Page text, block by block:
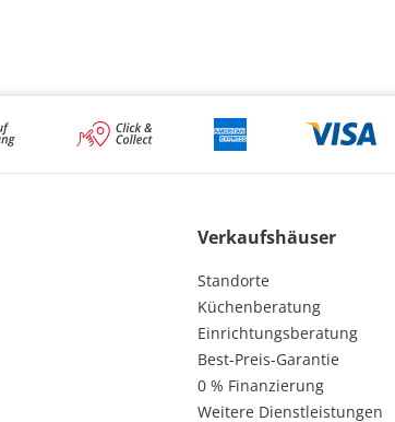
Verkaufshäuser
Standorte
Küchenberatung
Einrichtungsberatung
Best-Preis-Garantie
0 % Finanzierung
Weitere Dienstleistungen